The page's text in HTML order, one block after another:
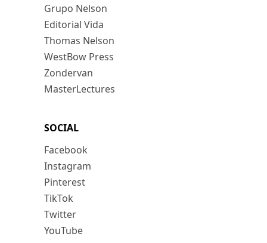
Grupo Nelson
Editorial Vida
Thomas Nelson
WestBow Press
Zondervan
MasterLectures
SOCIAL
Facebook
Instagram
Pinterest
TikTok
Twitter
YouTube